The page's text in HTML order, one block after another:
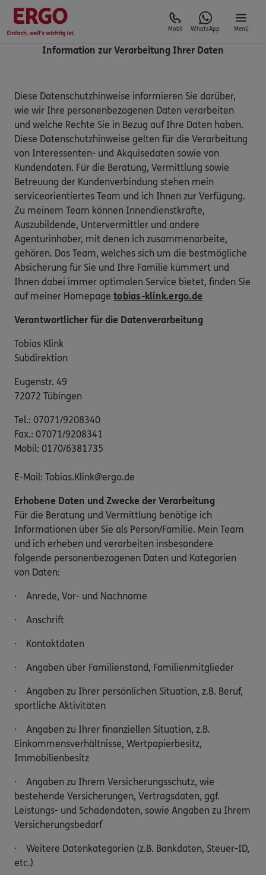
Mobil WhatsApp Menü
Information zur Verarbeitung Ihrer Daten
Diese Datenschutzhinweise informieren Sie darüber,
wie wir Ihre personenbezogenen Daten verarbeiten
und welche Rechte Sie in Bezug auf Ihre Daten haben.
Diese Datenschutzhinweise gelten für die Verarbeitung
von Interessenten- und Akquisedaten sowie von
Kundendaten. Für die Beratung, Vermittlung sowie
Betreuung der Kundenverbindung stehen mein
serviceorientiertes Team und ich Ihnen zur Verfügung.
Zu meinem Team können Innendienstkräfte,
Auszubildende, Untervermittler und andere
Agenturinhaber, mit denen ich zusammenarbeite,
gehören. Das Team, welches sich um die bestmögliche
Absicherung für Sie und Ihre Familie kümmert und
Ihnen dabei immer optimalen Service bietet, finden Sie
auf meiner Homepage tobias-klink.ergo.de
Verantwortlicher für die Datenverarbeitung
Tobias Klink
Subdirektion
Eugenstr. 49
72072 Tübingen
Tel.: 07071/9208340
Fax.: 07071/9208341
Mobil: 0170/6381735
E-Mail: Tobias.Klink@ergo.de
Erhobene Daten und Zwecke der Verarbeitung
Für die Beratung und Vermittlung benötige ich
Informationen über Sie als Person/Familie. Mein Team
und ich erheben und verarbeiten insbesondere
folgende personenbezogenen Daten und Kategorien
von Daten:
· Anrede, Vor- und Nachname
· Anschrift
· Kontaktdaten
· Angaben über Familienstand, Familienmitglieder
· Angaben zu Ihrer persönlichen Situation, z.B. Beruf,
sportliche Aktivitäten
· Angaben zu Ihrer finanziellen Situation, z.B.
Einkommensverhältnisse, Wertpapierbesitz,
Immobilienbesitz
· Angaben zu Ihrem Versicherungsschutz, wie
bestehende Versicherungen, Vertragsdaten, ggf.
Leistungs- und Schadendaten, sowie Angaben zu Ihrem
Versicherungsbedarf
· Weitere Datenkategorien (z.B. Bankdaten, Steuer-ID,
etc.)